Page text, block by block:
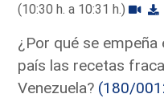
(10:30 h. a 10:31 h.)
¿Por qué se
país las recetas
Venezuela? (180/